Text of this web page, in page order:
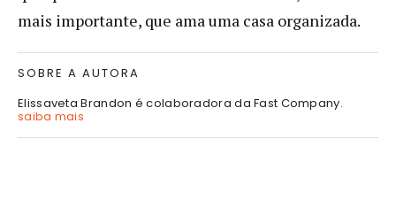
mais importante, que ama uma casa organizada.
SOBRE A AUTORA
Elissaveta Brandon é colaboradora da Fast Company.
saiba mais